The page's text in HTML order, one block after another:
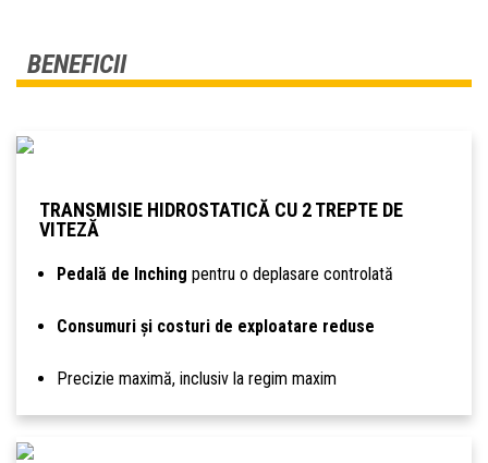
BENEFICII
TRANSMISIE HIDROSTATICĂ CU 2 TREPTE DE
VITEZĂ
Pedală de Inching pentru o deplasare controlată
Consumuri și costuri de exploatare reduse
Precizie maximă, inclusiv la regim maxim